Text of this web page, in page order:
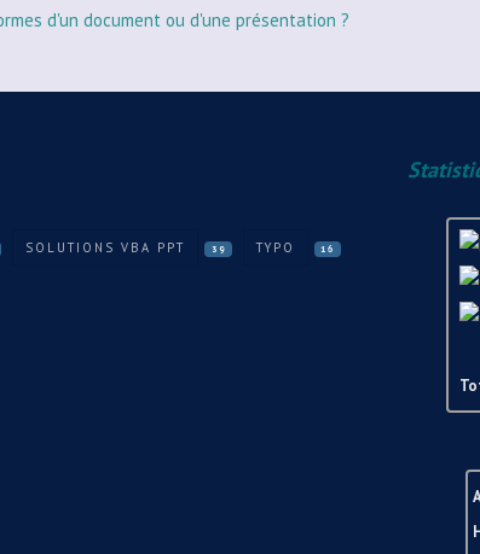
d'un document ou d'une présentation ?
SOLUTIONS VBA PPT 39 TYPO 16